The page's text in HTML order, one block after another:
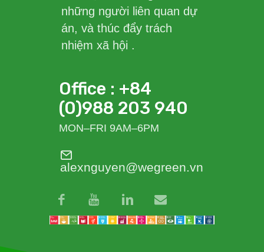
những người liên quan dự
án, và thúc đẩy trách
nhiệm xã hội .
Office : +84
(0)988 203 940
MON–FRI 9AM–6PM
alexnguyen@wegreen.vn